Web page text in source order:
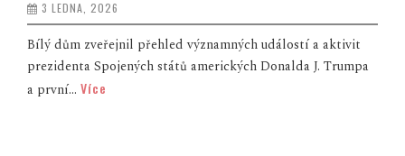
ekonomické diplomky znají vítěze!
28 LISTOPADU, 2025
Jak automaticky zpracovávat velké objemy dat z různých